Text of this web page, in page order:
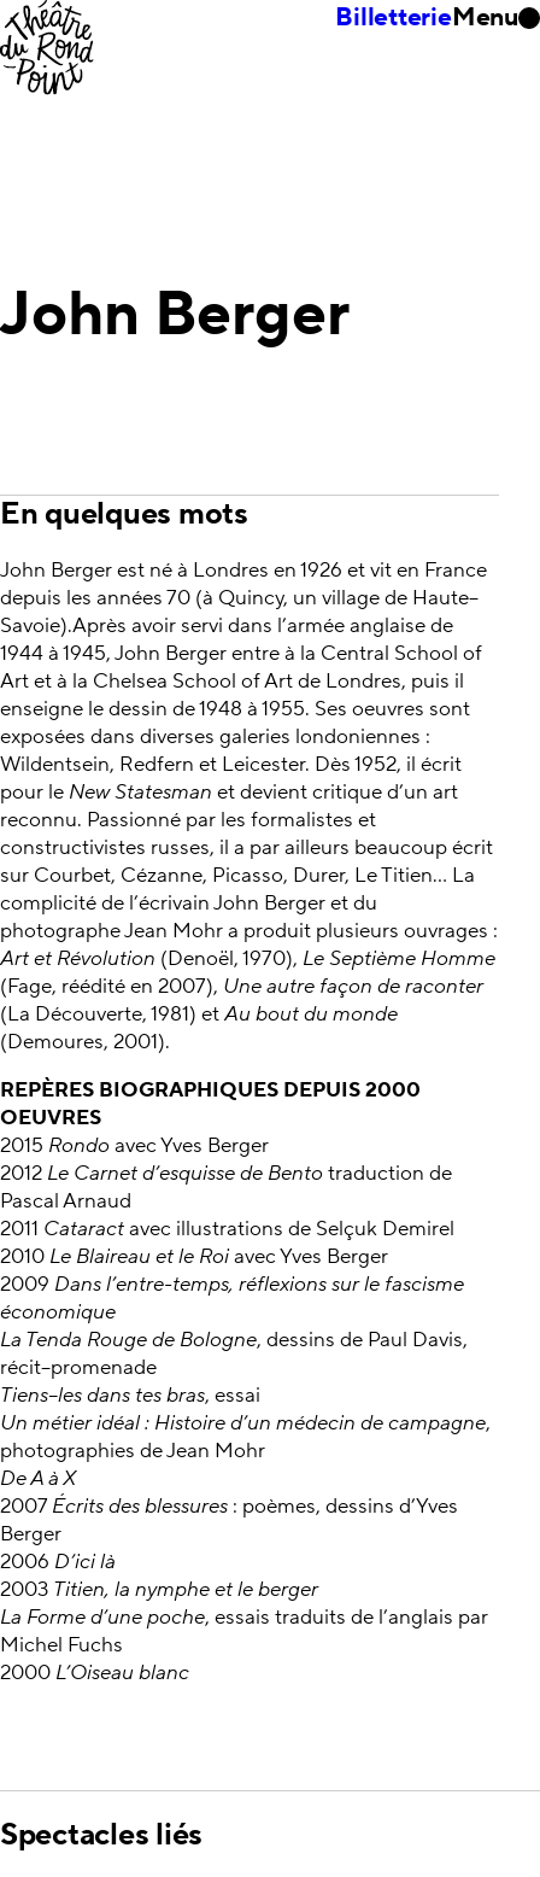
BilletterieMenu
John Berger
En quelques mots
John Berger est né à Londres en 1926 et vit en France
depuis les années 70 (à Quincy, un village de Haute–
Savoie).Après avoir servi dans l’armée anglaise de
1944 à 1945, John Berger entre à la Central School of
Art et à la Chelsea School of Art de Londres, puis il
enseigne le dessin de 1948 à 1955. Ses oeuvres sont
exposées dans diverses galeries londoniennes :
Wildentsein, Redfern et Leicester. Dès 1952, il écrit
pour le New Statesman et devient critique d’un art
reconnu. Passionné par les formalistes et
constructivistes russes, il a par ailleurs beaucoup écrit
sur Courbet, Cézanne, Picasso, Durer, Le Titien... La
complicité de l’écrivain John Berger et du
photographe Jean Mohr a produit plusieurs ouvrages :
Art et Révolution (Denoël, 1970), Le Septième Homme
(Fage, réédité en 2007), Une autre façon de raconter
(La Découverte, 1981) etAu bout du monde
(Demoures, 2001).
REPÈRES BIOGRAPHIQUES DEPUIS 2000
OEUVRES
2015 Rondoavec Yves Berger
2012 Le Carnet d’esquissede Bentotraduction de
Pascal Arnaud
2011 Cataractavec illustrations de Selçuk Demirel
2010 Le Blaireau et le Roiavec Yves Berger
2009 Dans l’entre-temps, réflexions sur le fascisme
économique
La Tenda Rouge de Bologne, dessins de Paul Davis,
récit–promenade
Tiens–les dans tes bras, essai
Un métier idéal : Histoire d’un médecin de campagne,
photographies de Jean Mohr
De A à X
2007 Écrits des blessures : poèmes, dessins d’Yves
Berger
2006 D’ici là
2003 Titien, la nymphe et le berger
La Forme d’une poche, essais traduits de l’anglais par
Michel Fuchs
2000 L’Oiseau blanc
Spectacles liés